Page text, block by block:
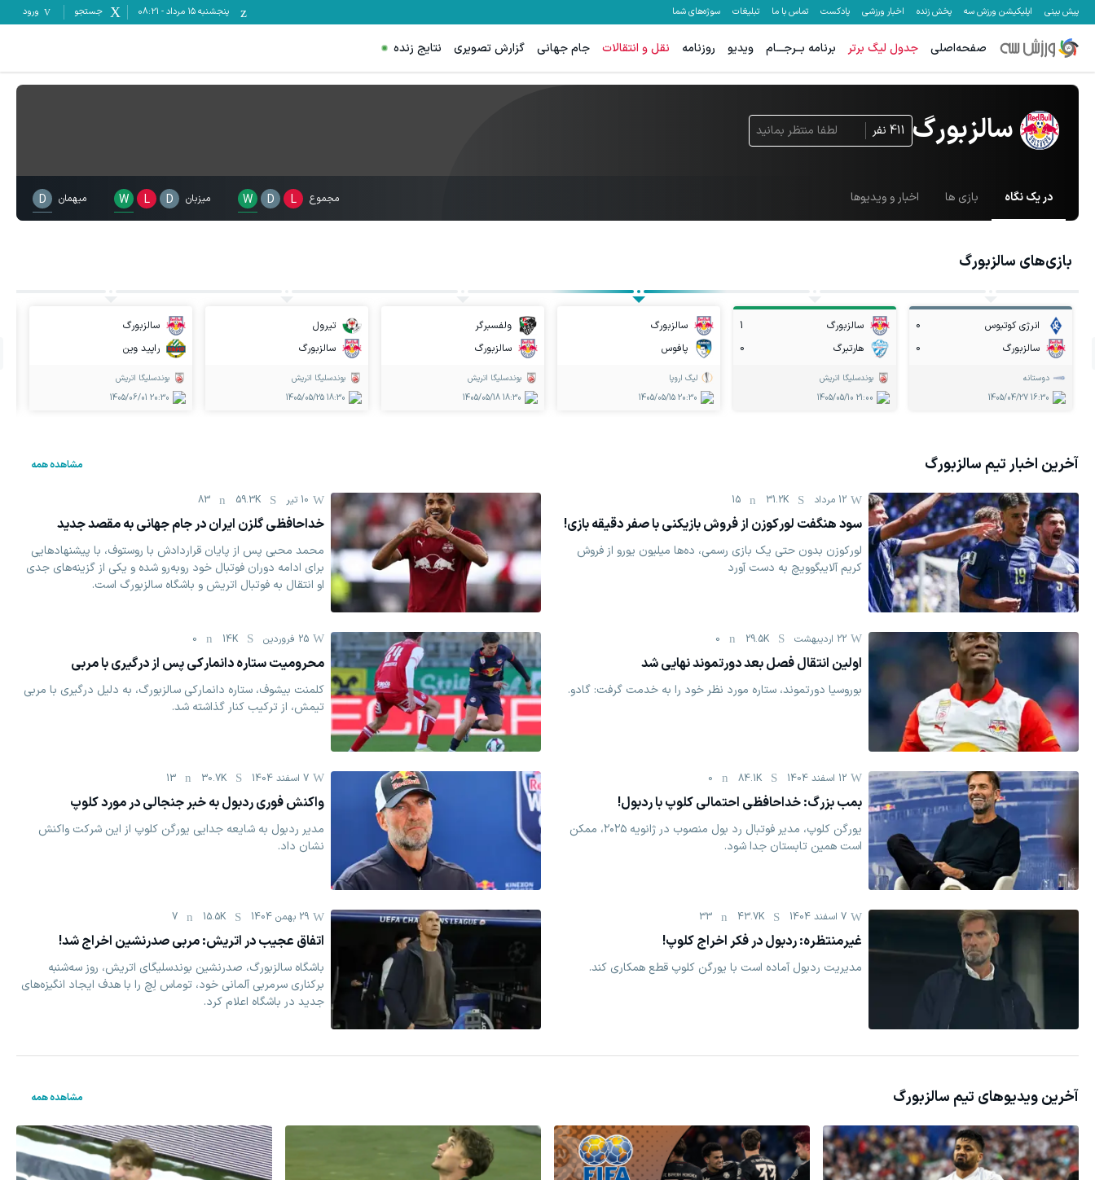
پیش بینی اپلیکیشن ورزش سه پخش زنده اخبار ورزشی پادکست تماس با ما تبلیغات سوژه‌های شما پنجشنبه ۱۵ مرداد -
08:21 جستجو ورود
صفحه‌اصلی جدول لیگ برتر برنامه بــرجـــام ویدیو روزنامه نقل و انتقالات جام جهانی گزارش تصویری نتایج زنده
سالزبورگ 411 نفر لطفا منتظر بمانید
در یک نگاه بازی ها اخبار و ویدیوها مجموع L
D
W میزبان D
L
W میهمان D
بازی‌های سالزبورگ
انرژی کوتبوس
0
سالزبورگ
0
دوستانه
1405/04/27 16:30
سالزبورگ
1
هارتبرگ
0
بوندسلیگا اتریش
1405/05/10 21:00
سالزبورگ
پافوس
لیگ اروپا
1405/05/15 20:30
ولفسبرگر
سالزبورگ
بوندسلیگا اتریش
1405/05/18 18:30
تیرول
سالزبورگ
بوندسلیگا اتریش
1405/05/25 18:30
سالزبورگ
راپید وین
بوندسلیگا اتریش
1405/06/01 20:30
آخرین اخبار تیم سالزبورگ مشاهده همه
12 مرداد 31.2K
15
سود هنگفت لورکوزن از فروش بازیکنی با صفر دقیقه بازی!
لورکوزن بدون حتی یک بازی رسمی، ده‌ها میلیون یورو از فروش
کریم آلایبگوویچ به دست آورد
10 تیر 59.3K
83
خداحافظی گلزن ایران در جام جهانی به مقصد جدید
محمد محبی پس از پایان قراردادش با روستوف، با پیشنهادهایی
برای ادامه دوران فوتبال خود روبه‌رو شده و یکی از گزینه‌های جدی
او انتقال به فوتبال اتریش و باشگاه سالزبورگ است.
22 اردیبهشت 29.5K
0
اولین انتقال فصل بعد دورتموند نهایی شد
بوروسیا دورتموند، ستاره مورد نظر خود را به خدمت گرفت: گادو.
25 فروردين 14K
0
محرومیت ستاره دانمارکی پس از درگیری با مربی
کلمنت بیشوف، ستاره دانمارکی سالزبورگ، به دلیل درگیری با مربی
تیمش، از ترکیب کنار گذاشته شد.
12 اسفند 1404 84.1K
0
بمب بزرگ: خداحافظی احتمالی کلوپ با ردبول!
یورگن کلوپ، مدیر فوتبال رد بول منصوب در ژانویه ۲۰۲۵، ممکن
است همین تابستان جدا شود.
7 اسفند 1404 30.7K
13
واکنش فوری ردبول به خبر جنجالی در مورد کلوپ
مدیر ردبول به شایعه جدایی یورگن کلوپ از این شرکت واکنش
نشان داد.
7 اسفند 1404 43.7K
33
غیرمنتظره: ردبول در فکر اخراج کلوپ!
مدیریت ردبول آماده است با یورگن کلوپ قطع همکاری کند.
29 بهمن 1404 15.5K
7
اتفاق عجیب در اتریش: مربی صدرنشین اخراج شد!
باشگاه سالزبورگ، صدرنشین بوندسلیگای اتریش، روز سه‌شنبه
برکناری سرمربی آلمانی خود، توماس لِچ را با هدف ایجاد انگیزه‌های
جدید در باشگاه اعلام کرد.
آخرین ویدیوهای تیم سالزبورگ مشاهده همه